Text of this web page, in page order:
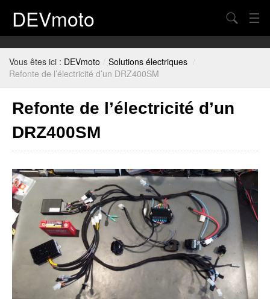
DEVmoto
Contact
Blog
Chercher
Vous êtes ici : DEVmoto / Solutions électriques /
Refonte de l’électricité d’un DRZ400SM
Refonte de l’électricité d’un
DRZ400SM